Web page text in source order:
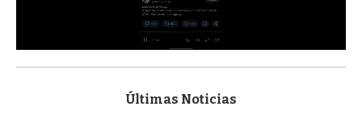
s
Últimas Noticias